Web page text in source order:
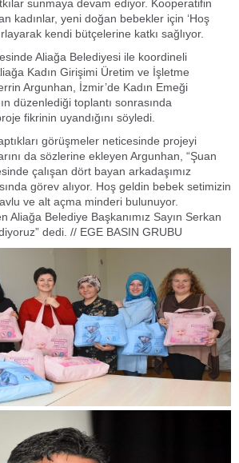
sunmaya devam ediyor. Kooperatifin
kadınlar, yeni doğan bebekler için ‘Hoş
kendi bütçelerine katkı sağlıyor.
Aliağa Belediyesi ile koordineli
Kadın Girişimi Üretim ve İşletme
Argunhan, İzmir’de Kadın Emeği
düzenlediği toplantı sonrasında
fikrinin uyandığını söyledi.
görüşmeler neticesinde projeyi
da sözlerine ekleyen Argunhan, “Şuan
çalışan dört bayan arkadaşımız
görev alıyor. Hoş geldin bebek setimizin
ve alt açma minderi bulunuyor.
Aliağa Belediye Başkanımız Sayın Serkan
dedi. // EGE BASIN GRUBU